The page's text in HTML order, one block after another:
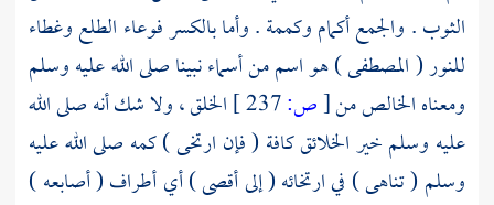
الثوب . والجمع أكمام وكممة . وأما بالكسر فوعاء الطلع وغطاء
للنور (المصطفى) هو اسم من أسماء نبينا صلى الله عليه وسلم
ومعناه الخالص من[ص:
الخلق ، ولا شك أنه صلى الله
عليه وسلم خير الخلائق كافة ( فإن ارتخى ) كمه صلى الله عليه
وسلم ( تناهى ) في ارتخائه ( إلى أقصى ) أي أطراف ( أصابعه )